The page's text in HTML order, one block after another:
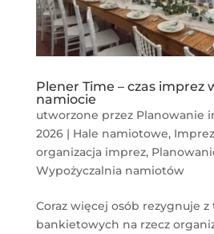
Plener Time – czas imprez
namiocie
utworzone przez Planowanie
2026| Hale namiotowe,
organizacja imprez,
Wypożyczalnia namiotów
Coraz więcej osób rezygnuje
bankietowych na rzecz